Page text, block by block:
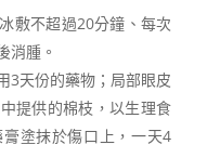
敷不超過20分鐘、每次
消腫。
3天份的藥物；局部眼皮
提供的棉枝，以生理食
塗抹於傷口上，一天4